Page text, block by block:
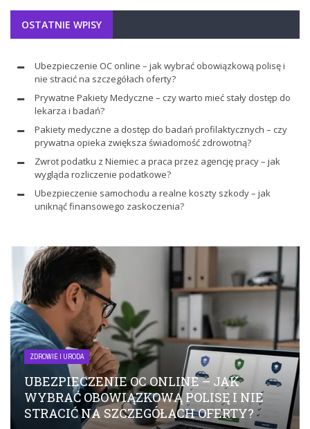
OSTATNIE WPISY
Ubezpieczenie OC online – jak wybrać obowiązkową polisę i
nie stracić na szczegółach oferty?
Prywatne Pakiety Medyczne – czy warto mieć stały dostęp do
lekarza i badań?
Pakiety medyczne a dostęp do badań profilaktycznych – czy
prywatna opieka zwiększa świadomość zdrowotną?
Zwrot podatku z Niemiec a praca przez agencję pracy – jak
wygląda rozliczenie podatkowe?
Ubezpieczenie samochodu a realne koszty szkody – jak
uniknąć finansowego zaskoczenia?
ZDROWIE I URODA
UBEZPIECZENIE OC ONLINE – JAK
WYBRAĆ OBOWIĄZKOWĄ POLISĘ I NIE
STRACIĆ NA SZCZEGÓŁACH OFERTY?